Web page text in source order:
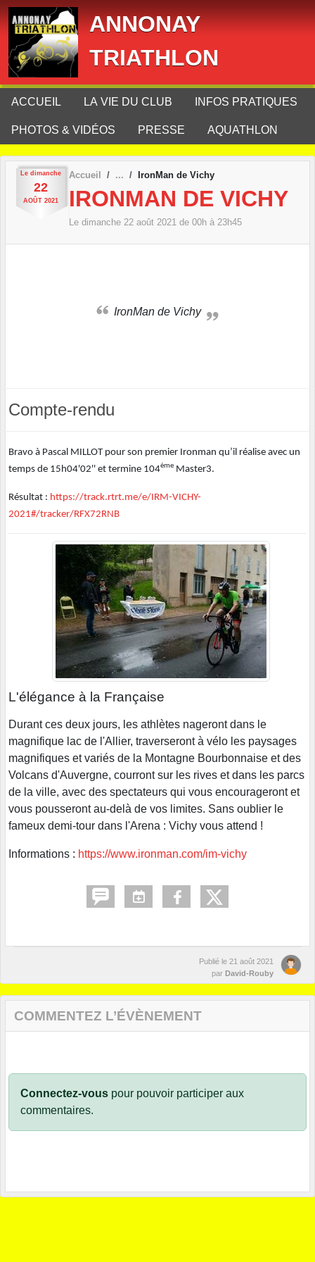
ANNONAY
TRIATHLON
ACCUEIL LA VIE DU CLUB INFOS PRATIQUES
PHOTOS & VIDÉOS PRESSE AQUATHLON
Le dimanche
22
AOÛT 2021
Accueil IronMan de Vichy
IRONMAN DE VICHY
Le dimanche 22 août 2021 de 00h à 23h45
IronMan de Vichy
Compte-rendu
Bravo à Pascal MILLOT pour son premier Ironman qu’il réalise avec un
temps de 15h04'02'' et termine 104ème Master3.
Résultat : https://track.rtrt.me/e/IRM-VICHY-
2021#/tracker/RFX72RNB
L'élégance à la Française
Durant ces deux jours, les athlètes nageront dans le
magnifique lac de l'Allier, traverseront à vélo les paysages
magnifiques et variés de la Montagne Bourbonnaise et des
Volcans d'Auvergne, courront sur les rives et dans les parcs
de la ville, avec des spectateurs qui vous encourageront et
vous pousseront au-delà de vos limites. Sans oublier le
fameux demi-tour dans l'Arena : Vichy vous attend !
Informations : https://www.ironman.com/im-vichy
Publié le 21 août 2021
par David-Rouby
COMMENTEZ L’ÉVÈNEMENT
Connectez-vous pour pouvoir participer aux
commentaires.
Panneau de gestion des cookies